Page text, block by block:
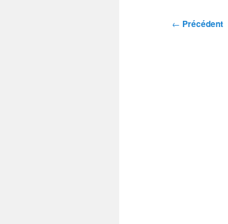
Navigation
← Précédent